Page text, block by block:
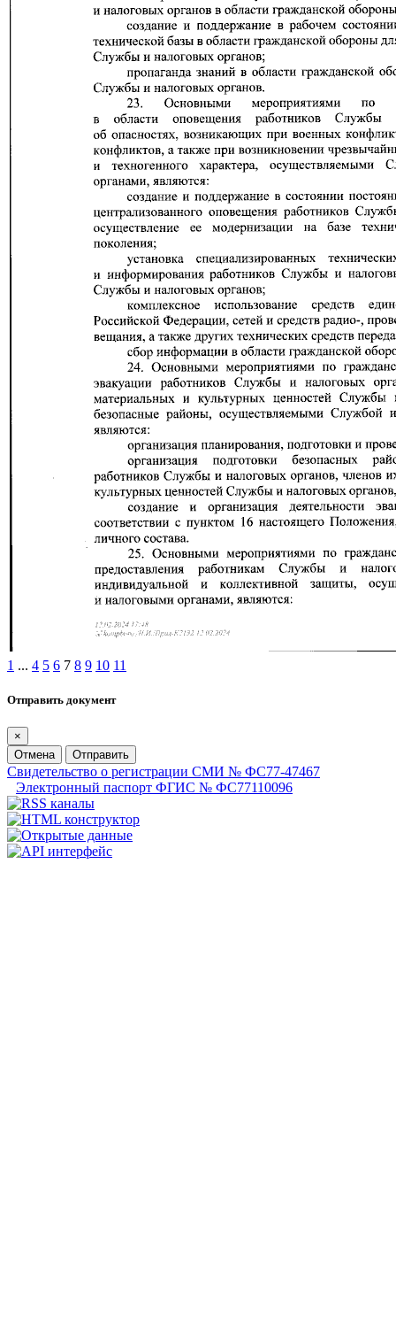
1 ... 4 5 6 7 8 9 10 11
Отправить документ
×
Отмена
Отправить
Свидетельство о регистрации СМИ № ФС77-47467
Электронный паспорт ФГИС № ФС77110096